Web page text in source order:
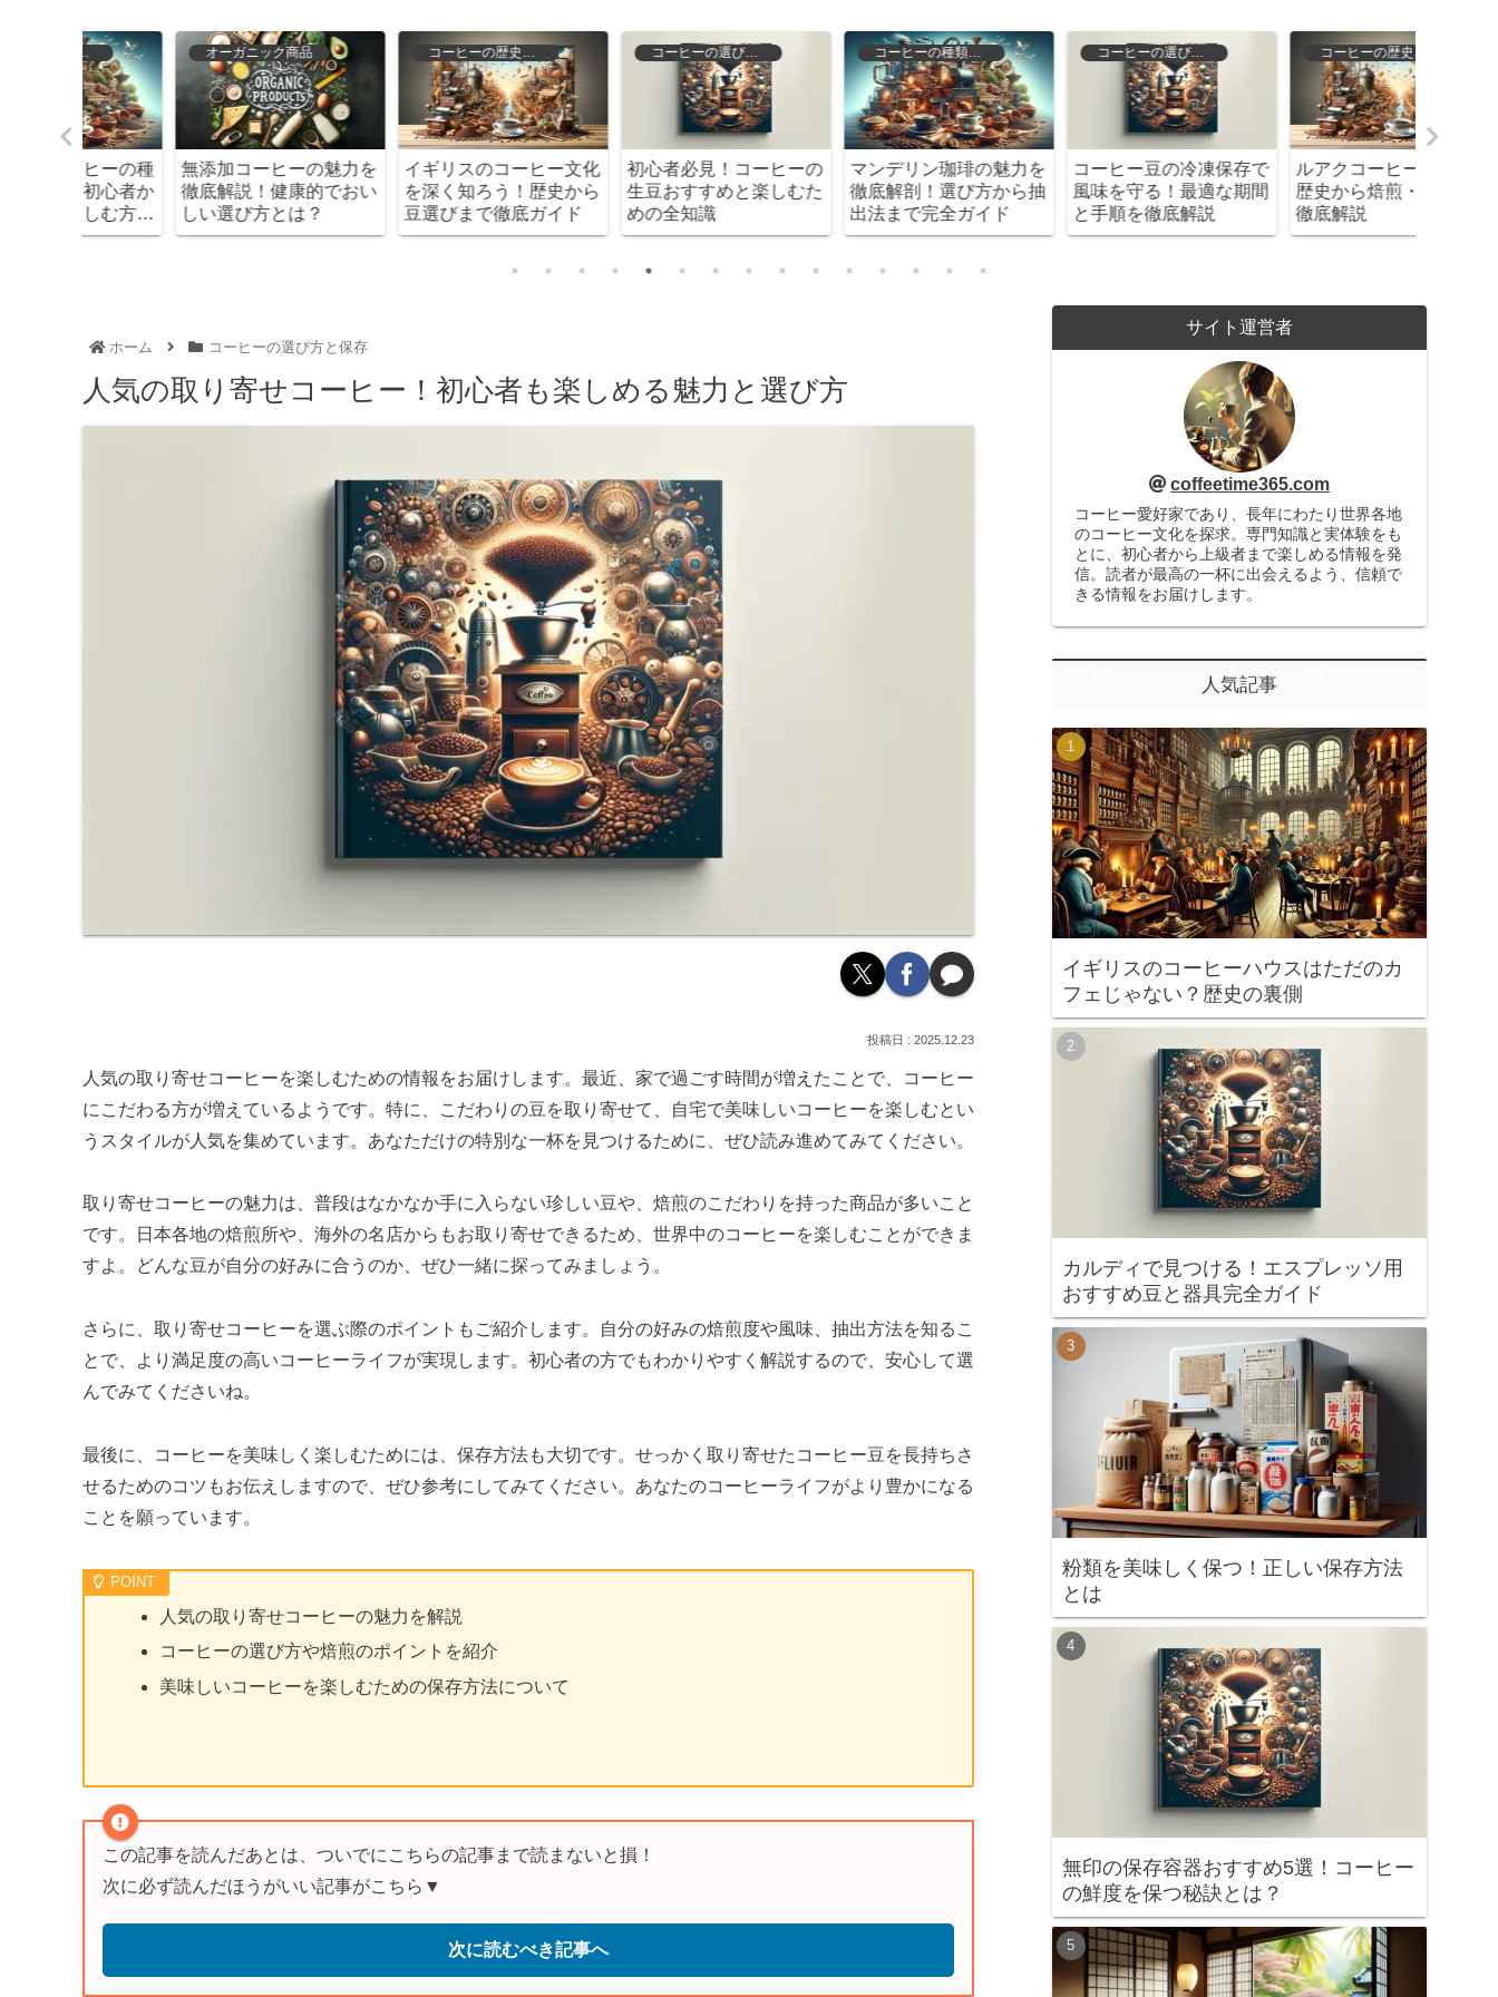
コーヒーの歴史と文化
イギリスのコーヒー文化
を深く知ろう！歴史から
豆選びまで徹底ガイド
コーヒーの選び方と保存
初心者必見！コーヒーの
生豆おすすめと楽しむた
めの全知識
コーヒーの種類と特徴
マンデリン珈琲の魅力を
徹底解剖！選び方から抽
出法まで完全ガイド
コーヒーの選び方と保存
コーヒー豆の冷凍保存で
風味を守る！最適な期間
と手順を徹底解説
コーヒーの歴史と文化
ルアクコーヒーの全貌！
歴史から焙煎・抽出まで
徹底解説
コーヒーの種類と特徴
ブラックコーヒーの種類
を徹底解説！あなたにぴ
ったりの一杯を見つけよ
う！
ホーム コーヒーの選び方と保存
人気の取り寄せコーヒー！初心者も楽しめる魅力と選び方
2025.12.23
人気の取り寄せコーヒーを楽しむための情報をお届けします。最近、家で過ごす時間が増えたことで、コーヒー
にこだわる方が増えているようです。特に、こだわりの豆を取り寄せて、自宅で美味しいコーヒーを楽しむとい
うスタイルが人気を集めています。あなただけの特別な一杯を見つけるために、ぜひ読み進めてみてください。
取り寄せコーヒーの魅力は、普段はなかなか手に入らない珍しい豆や、焙煎のこだわりを持った商品が多いこと
です。日本各地の焙煎所や、海外の名店からもお取り寄せできるため、世界中のコーヒーを楽しむことができま
すよ。どんな豆が自分の好みに合うのか、ぜひ一緒に探ってみましょう。
さらに、取り寄せコーヒーを選ぶ際のポイントもご紹介します。自分の好みの焙煎度や風味、抽出方法を知るこ
とで、より満足度の高いコーヒーライフが実現します。初心者の方でもわかりやすく解説するので、安心して選
んでみてくださいね。
最後に、コーヒーを美味しく楽しむためには、保存方法も大切です。せっかく取り寄せたコーヒー豆を長持ちさ
せるためのコツもお伝えしますので、ぜひ参考にしてみてください。あなたのコーヒーライフがより豊かになる
ことを願っています。
人気の取り寄せコーヒーの魅力を解説
コーヒーの選び方や焙煎のポイントを紹介
美味しいコーヒーを楽しむための保存方法について
この記事を読んだあとは、ついでにこちらの記事まで読まないと損！
次に必ず読んだほうがいい記事がこちら▼
次に読むべき記事へ
サイト運営者
coffeetime365.com
コーヒー愛好家であり、長年にわたり世界各地
のコーヒー文化を探求。専門知識と実体験をも
とに、初心者から上級者まで楽しめる情報を発
信。読者が最高の一杯に出会えるよう、信頼で
きる情報をお届けします。
人気記事
イギリスのコーヒーハウスはただのカ
フェじゃない？歴史の裏側
カルディで見つける！エスプレッソ用
おすすめ豆と器具完全ガイド
粉類を美味しく保つ！正しい保存方法
とは
無印の保存容器おすすめ5選！コーヒー
の鮮度を保つ秘訣とは？